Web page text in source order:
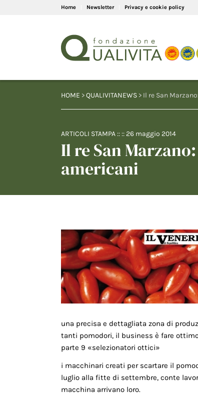
Home Newsletter Privacy e cookie policy
HOME >QUALIVITANEWS > Il re San
ARTICOLI STAMPA :: :: 26 maggio 2014
Il re San
americani
una precisa e dettagliata zona di
tanti pomodori, il business è fare
parte 9 «selezionatori ottici»
i macchinari creati per scartare il
luglio alla fitte di settembre, conte
macchina arrivano loro.